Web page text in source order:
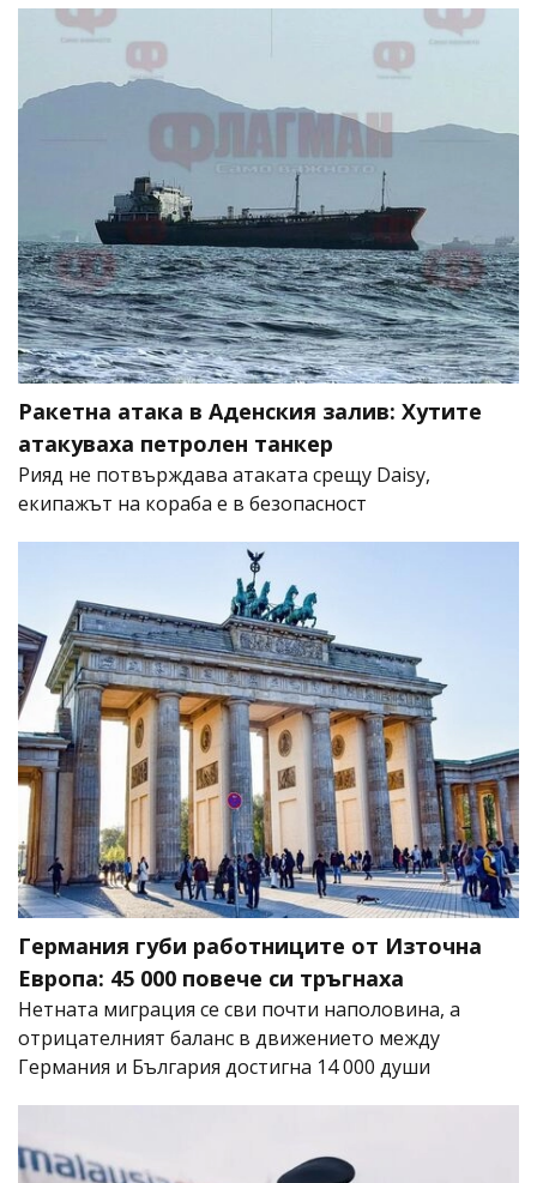
Ракетна атака в Аденския залив: Хутите
атакуваха петролен танкер
Рияд не потвърждава атаката срещу Daisy,
екипажът на кораба е в безопасност
Германия губи работниците от Източна
Европа: 45 000 повече си тръгнаха
Нетната миграция се сви почти наполовина, а
отрицателният баланс в движението между
Германия и България достигна 14 000 души